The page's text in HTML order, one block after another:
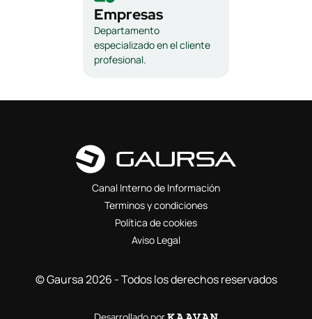
Empresas
Departamento
especializado en el cliente
profesional.
Canal Interno de Información
Terminos y condiciones
Política de cookies
Aviso Legal
© Gaursa 2026 - Todos los derechos reservados